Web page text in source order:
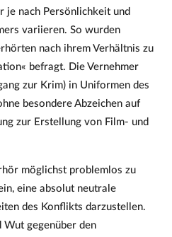
je nach Persönlichkeit und
variieren. So wurden
nach ihrem Verhältnis zu
befragt. Die Vernehmer
zur Krim) in Uniformen des
besondere Abzeichen auf
zur Erstellung von Film- und
möglichst problemlos zu
eine absolut neutrale
des Konflikts darzustellen.
Wut gegenüber den